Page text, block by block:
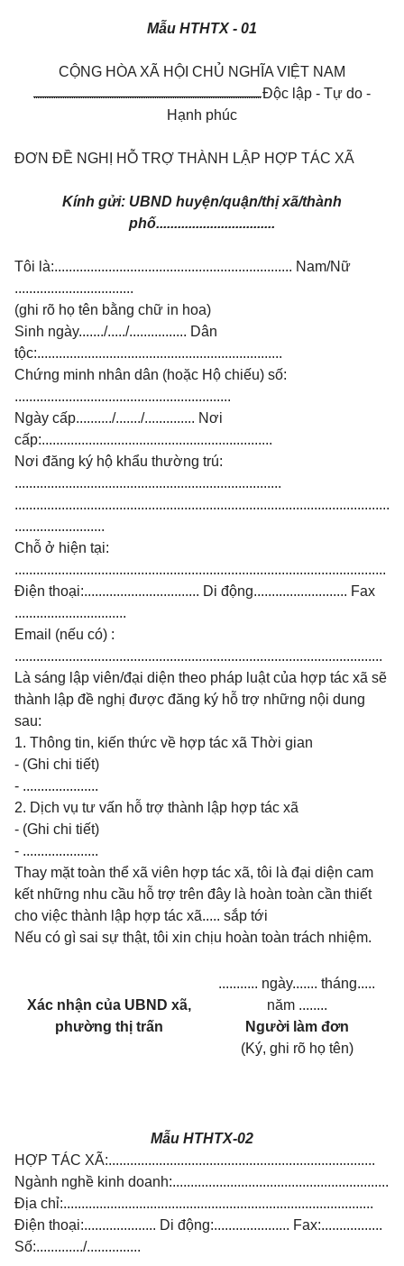
Mẫu HTHTX - 01
CỘNG HÒA XÃ HỘI CHỦ NGHĨA VIỆT NAM
Độc lập - Tự do -
Hạnh phúc
ĐƠN ĐỀ NGHỊ HỖ TRỢ THÀNH LẬP HỢP TÁC XÃ
Kính gửi: UBND huyện/quận/thị xã/thành
phố.................................
Tôi là:.................................................................. Nam/Nữ
.................................
(ghi rõ họ tên bằng chữ in hoa)
Sinh ngày......./...../................ Dân
tộc:....................................................................
Chứng minh nhân dân (hoặc Hộ chiếu) số:
............................................................
Ngày cấp........../......./.............. Nơi
cấp:................................................................
Nơi đăng ký hộ khẩu thường trú:
..........................................................................
........................................................................................................
.........................
Chỗ ở hiện tại:
.......................................................................................................
Điện thoại:................................ Di động.......................... Fax
...............................
Email (nếu có) :
......................................................................................................
Là sáng lập viên/đại diện theo pháp luật của hợp tác xã sẽ
thành lập đề nghị được đăng ký hỗ trợ những nội dung
sau:
1. Thông tin, kiến thức về hợp tác xã Thời gian
- (Ghi chi tiết)
- .....................
2. Dịch vụ tư vấn hỗ trợ thành lập hợp tác xã
- (Ghi chi tiết)
- .....................
Thay mặt toàn thể xã viên hợp tác xã, tôi là đại diện cam
kết những nhu cầu hỗ trợ trên đây là hoàn toàn cần thiết
cho việc thành lập hợp tác xã..... sắp tới
Nếu có gì sai sự thật, tôi xin chịu hoàn toàn trách nhiệm.
Xác nhận của UBND xã,
phường thị trấn
........... ngày....... tháng.....
năm ........
Người làm đơn
(Ký, ghi rõ họ tên)
Mẫu HTHTX-02
HỢP TÁC XÃ:..........................................................................
Ngành nghề kinh doanh:............................................................
Địa chỉ:......................................................................................
Điện thoại:.................... Di động:..................... Fax:.................
Số:............./...............